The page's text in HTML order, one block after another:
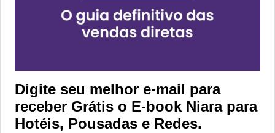
Estamos entusiasmados em anunciar o
lançamento do nosso mais recente e-
Turismo Digital”. Este guia abrangente é um
mergulho profundo nas[…]
24 Leia mais
Digite seu melhor e-mail para
receber Grátis o E-book Niara para
Hotéis, Pousadas e Redes.